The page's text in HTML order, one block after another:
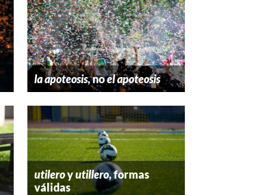
la apoteosis, noel apoteosis
utileroyutillero, formas
válidas